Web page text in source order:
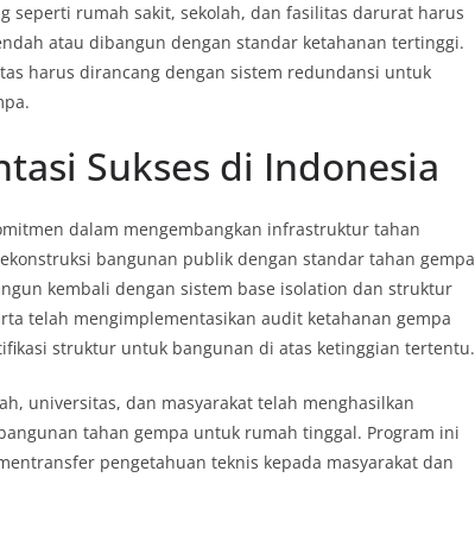
seperti rumah sakit, sekolah, dan fasilitas darurat harus
atau dibangun dengan standar ketahanan tertinggi.
harus dirancang dengan sistem redundansi untuk
Sukses di Indonesia
dalam mengembangkan infrastruktur tahan
bangunan publik dengan standar tahan gempa
kembali dengan sistem base isolation dan struktur
telah mengimplementasikan audit ketahanan gempa
struktur untuk bangunan di atas ketinggian tertentu.
universitas, dan masyarakat telah menghasilkan
tahan gempa untuk rumah tinggal. Program ini
pengetahuan teknis kepada masyarakat dan